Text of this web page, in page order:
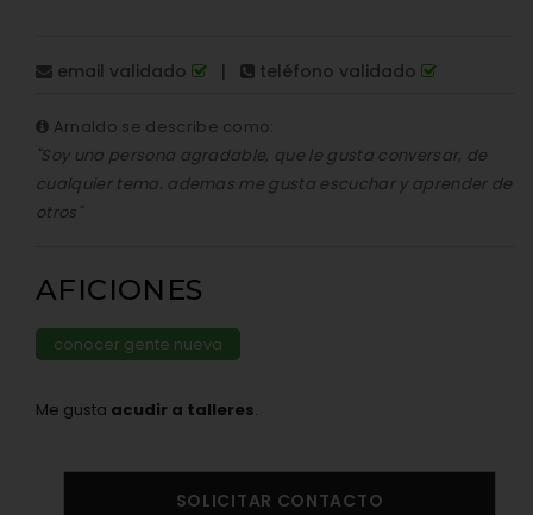
email validado | teléfono validado
Arnaldo se describe como:
"Soy una persona agradable, que le gusta conversar, de
cualquier tema. ademas me gusta escuchar y aprender de
otros"
AFICIONES
conocer gente nueva
Me gusta acudir a talleres.
SOLICITAR CONTACTO